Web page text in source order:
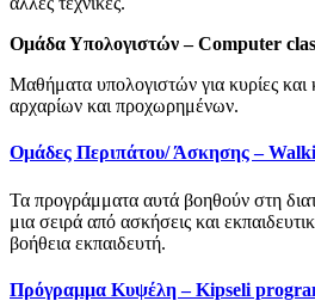
Ομάδα Υπολογιστών – Computer
Μαθήματα υπολογιστών για κυρίες και
αρχαρίων και προχωρημένων.
Ομάδες Περιπάτου/ Άσκησης –
Τα προγράμματα αυτά βοηθούν στη
μια σειρά από ασκήσεις και
βοήθεια εκπαιδευτή.
Πρόγραμμα Κυψέλη – Kipseli